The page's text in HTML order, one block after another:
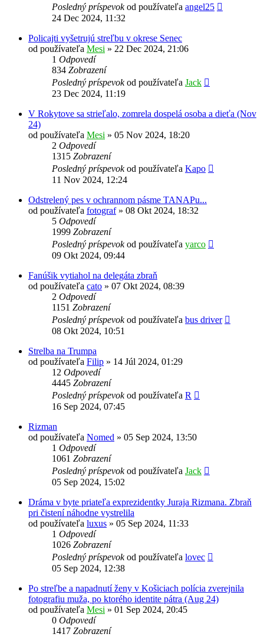
Posledný príspevokod používateľa angel25
24 Dec 2024, 11:32
Policajti vyšetrujú streľbu v okrese Senec
od používateľa Mesi » 22 Dec 2024, 21:06
1 Odpovedí
834 Zobrazení
Posledný príspevokod používateľa Jack
23 Dec 2024, 11:19
V Rokytove sa strieľalo, zomrela dospelá osoba a dieťa (Nov
24)
od používateľa Mesi » 05 Nov 2024, 18:20
2 Odpovedí
1315 Zobrazení
Posledný príspevokod používateľa Kapo
11 Nov 2024, 12:24
Odstrelený pes v ochrannom pásme TANAPu...
od používateľa fotograf» 08 Okt 2024, 18:32
5 Odpovedí
1999 Zobrazení
Posledný príspevokod používateľa yarco
09 Okt 2024, 09:44
Fanúšik vytiahol na delegáta zbraň
od používateľa cato » 07 Okt 2024, 08:39
2 Odpovedí
1151 Zobrazení
Posledný príspevokod používateľa bus driver
08 Okt 2024, 10:51
Strelba na Trumpa
od používateľa Filip » 14 Júl 2024, 01:29
12 Odpovedí
4445 Zobrazení
Posledný príspevokod používateľa R
16 Sep 2024, 07:45
Rizman
od používateľa Nomed » 05 Sep 2024, 13:50
1 Odpovedí
1061 Zobrazení
Posledný príspevokod používateľa Jack
05 Sep 2024, 15:02
Dráma v byte priateľa exprezidentky Juraja Rizmana. Zbraň
pri čistení náhodne vystrelila
od používateľa luxus » 05 Sep 2024, 11:33
1 Odpovedí
1026 Zobrazení
Posledný príspevokod používateľa lovec
05 Sep 2024, 12:38
Po streľbe a napadnutí ženy v Košiciach polícia zverejnila
fotografiu muža, po ktorého identite pátra (Aug 24)
od používateľa Mesi » 01 Sep 2024, 20:45
0 Odpovedí
1417 Zobrazení